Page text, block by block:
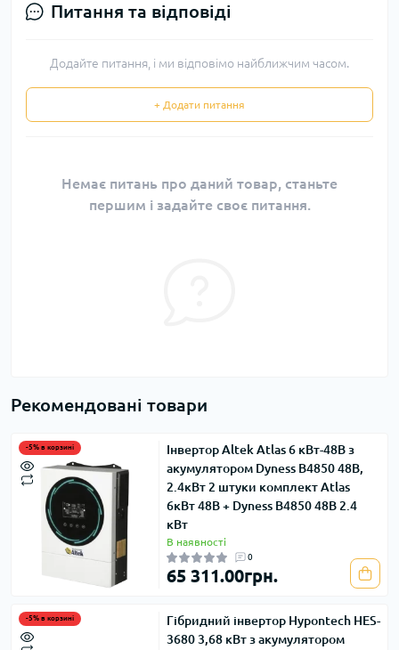
Питання та відповіді
Додайте питання, і ми відповімо найближчим часом.
+ Додати питання
Немає питань про даний товар, станьте
першим і задайте своє питання.
Рекомендовані товари
-5% в корзині
Інвертор Altek Atlas 6 кВт-48В з
акумулятором Dyness B4850 48В,
2.4кВт 2 штуки комплект Atlas
6кВт 48В + Dyness В4850 48В 2.4
кВт
В наявності
0
65 311.00грн.
-5% в корзині
Гібридний інвертор Hypontech HES-
3680 3,68 кВт з акумулятором